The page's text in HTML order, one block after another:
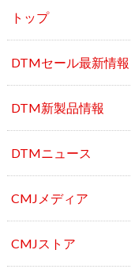
トップ
DTMセール最新情報
DTM新製品情報
DTMニュース
CMJメディア
CMJストア